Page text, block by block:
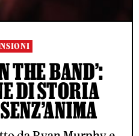
THE BAND’:
DI STORIA